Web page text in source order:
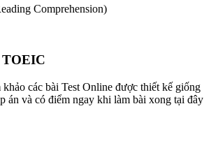
Comprehension)
khảo các bài Test Online được thiết kế giống
án và có điểm ngay khi làm bài xong tại đây